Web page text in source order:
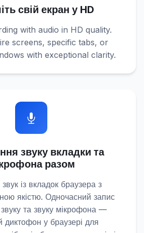
свій екран у HD
with audio in HD quality.
screens, specific tabs, or
with exceptional clarity.
звуку вкладки та
разом
із вкладок браузера з
якістю. Одночасний запис
та звуку мікрофона —
диктофон у браузері для